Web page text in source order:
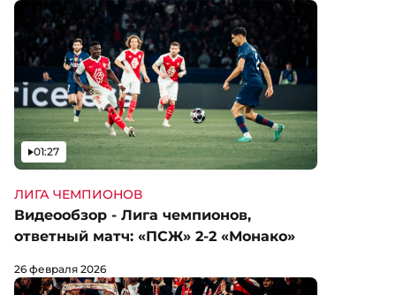
ЛИГА ЧЕМПИОНОВ
Видеообзор - Лига чемпионов,
ответный матч: «ПСЖ» 2-2 «Монако»
Видео
01:27
26 февраля 2026